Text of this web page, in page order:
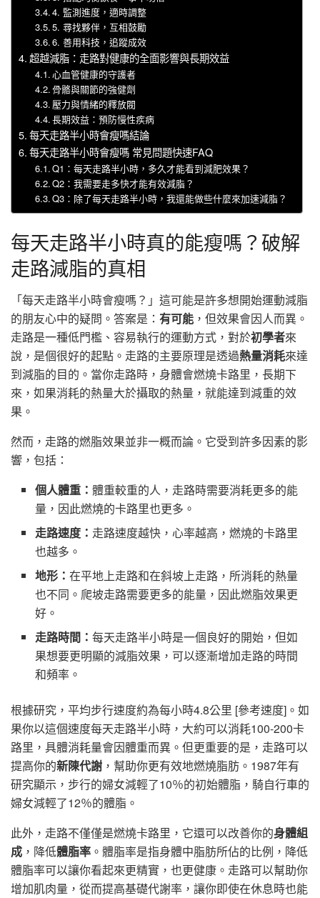
4. 監測進度，適時調整
5. 尋找夥伴，互相鼓勵
6. 善用科技，追蹤成效
超越減脂：走路對健康的全面影響與長期效益
心血管健康的守護者
骨骼與關節的強健劑
壓力與情緒的釋放閥
長期效益：預防慢性疾病
每天走路半小時會瘦嗎結論
每天走路半小時會瘦嗎 常見問題快速FAQ
Q1：每天走路半小時，多久才能看到減肥效果？
Q2：我需要走多快才能有效減脂？
Q3：除了每天走路半小時，我還能做些什麼來加速減脂？
每天走路半小時真的能瘦嗎？破解
走路減脂的真相
「每天走路半小時會瘦嗎？」這可能是許多想開始運動減脂
的朋友心中的疑問。答案是： 有可能 ，但效果會因人而異。
走路是一種低門檻、容易執行的運動方式，對於初學者來
說，是個很好的起點。走路的主要原理是透過熱量消耗來達
到減脂的目的。當你走路時，身體會燃燒卡路里，長期下
來，如果消耗的熱量大於攝取的熱量，就能達到減重的效
果。
然而，走路的燃脂效果並非一概而論。它受到許多因素的影
響，包括：
個人體重：體重較重的人，走路時需要消耗更多的能
量，因此燃燒的卡路里也更多。
走路速度： 走路速度越快，心率越高，燃燒的卡路里
也越多。
地形：在平地上走路和在斜坡上走路，所消耗的熱量
也不同。爬坡走路需要更多的能量，因此燃脂效果更
好。
走路時間：每天走路半小時是一個良好的開始，但如
果想要更明顯的減脂效果，可以逐漸增加走路的時間
和頻率。
根據研究，平均步行速度約為每小時4.8公里 [參考速度]。如
果你以這個速度每天走路半小時，大約可以消耗100-200卡
路里，具體消耗量會因體重而異。但更重要的是，走路可以
提高你的新陳代謝 ，幫助你更有效地燃燒脂肪。1987年有
研究顯示，步行的婦女減輕了10％的初始體脂，騎自行車的
婦女減輕了12％的體脂。
此外，走路不僅僅是燃燒卡路里，它還可以改善你的身體組
成 ，降低體脂率 。體脂率是指身體中脂肪所佔的比例，降低
體脂率可以讓你看起來更精實，也更健康。走路可以幫助你
增加肌肉量，從而提高基礎代謝率，讓你即使在休息時也能